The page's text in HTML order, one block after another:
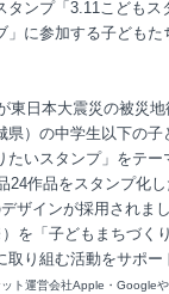
タンプ「3.11こどもス
に参加する子どもた
東日本大震災の被災
）の中学生以下の子
たいスタンプ」をテー
作品をスタンプ化
ザインが採用されま
を「子どもまちづく
り組む活動をサポ
ト運営会社Apple・Google